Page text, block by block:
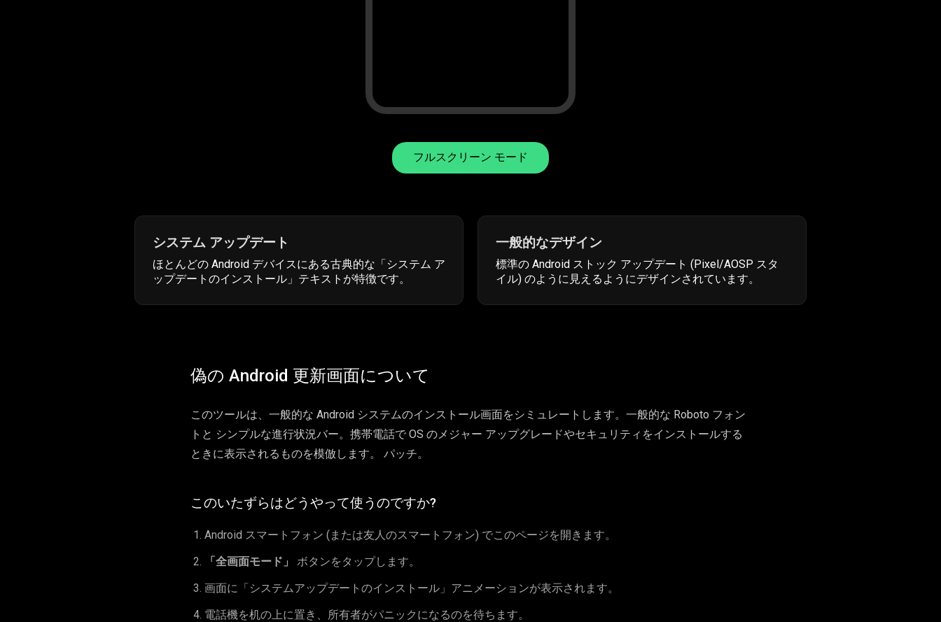
フルスクリーン モード
システム アップデート
ほとんどの Android デバイスにある古典的な「システム ア
ップデートのインストール」テキストが特徴です。
一般的なデザイン
標準の Android ストック アップデート (Pixel/AOSP スタ
イル) のように見えるようにデザインされています。
偽の Android 更新画面について
このツールは、一般的な Android システムのインストール画面をシミュレートします。一般的な Roboto フォン
トと シンプルな進行状況バー。携帯電話で OS のメジャー アップグレードやセキュリティをインストールする
ときに表示されるものを模倣します。 パッチ。
このいたずらはどうやって使うのですか?
Android スマートフォン (または友人のスマートフォン) でこのページを開きます。
「全画面モード」
ボタンをタップします。
画面に「システムアップデートのインストール」アニメーションが表示されます。
電話機を机の上に置き、所有者がパニックになるのを待ちます。